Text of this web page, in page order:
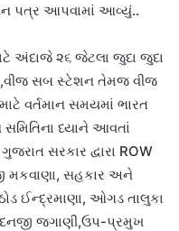
પત્ર આપવામાં આવ્યું..
અંદાજે ૨૬ જેટલા જુદા જુદા
સબ સ્ટેશન તેમજ વીજ
વર્તમાન સમયમાં ભારત
ધ્યાને આવતાં
સરકાર દ્વારા ROW
મકવાણા, સહકાર અને
ઈન્દ્રમાણા, ઓગડ તાલુકા
જગાણી,ઉપ-પ્રમુખ